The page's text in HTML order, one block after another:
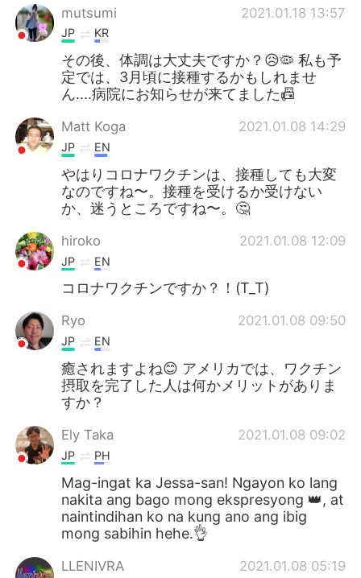
Português
mutsumi
2021.01.18 13:57
JP KR
その後、体調は大丈夫ですか？😥🦠 私も予
定では、3月頃に接種するかもしれませ
ん....病院にお知らせが来てました📠
Matt Koga 2021.01.08 14:29
JP EN
やはりコロナワクチンは、接種しても大変
なのですね〜。接種を受けるか受けない
か、迷うところですね〜。🤔
hiroko 2021.01.08 12:09
JP EN
コロナワクチンですか？！(T_T)
Ryo 2021.01.08 09:50
JP EN
癒されますよね😊 アメリカでは、ワクチン
摂取を完了した人は何かメリットがありま
すか？
Ely Taka 2021.01.08 09:02
JP PH
Mag-ingat ka Jessa-san! Ngayon ko lang
nakita ang bago mong ekspresyong 👑, at
naintindihan ko na kung ano ang ibig
mong sabihin hehe.👌
LLENIVRA 2021.01.08 05:19